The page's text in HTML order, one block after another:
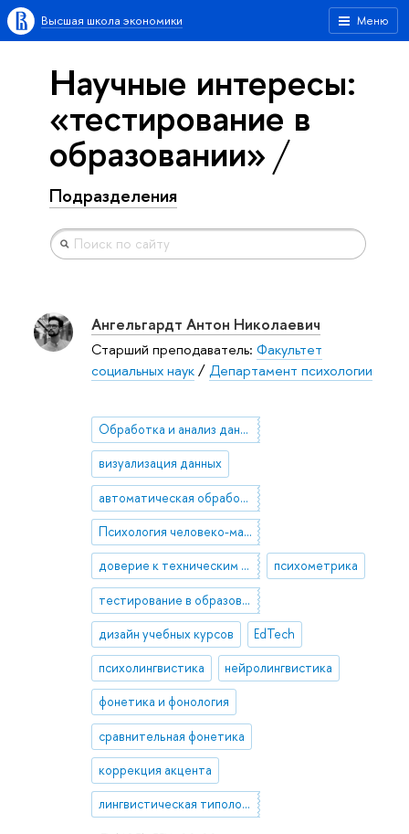
Меню
Высшая школа экономики
Научные интересы:
«тестирование в
образовании»
Подразделения
Ангельгардт Антон Николаевич
Старший преподаватель: Факультет
социальных наук/Департамент психологии
Обработка и анализ данных
визуализация данных
автоматическая обработка текста
Психология человеко-машинного взаимодействия
доверие к техническим интеллектуальными системам психометрика
тестирование в образовании
дизайн учебных курсов EdTech
психолингвистика нейролингвистика
фонетика и фонология
сравнительная фонетика
коррекция акцента
лингвистическая типология